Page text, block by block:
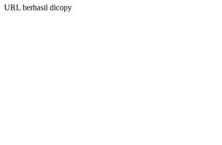
URL berhasil dicopy